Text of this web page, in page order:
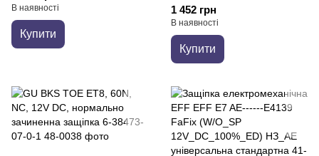
В наявності
Купити
1 452 грн
В наявності
Купити